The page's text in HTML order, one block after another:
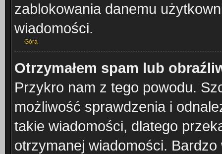
zablokowania danemu
wiadomości.
Góra
Otrzymałem spam lub
Przykro nam z tego powodu.
możliwość sprawdzenia i
takie wiadomości, dlatego
otrzymanej wiadomości.